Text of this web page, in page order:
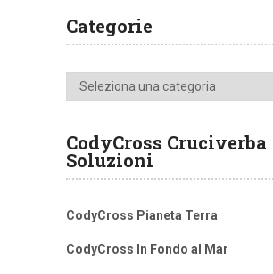
Categorie
Categorie
CodyCross Cruciverba
Soluzioni
CodyCross Pianeta Terra
CodyCross In Fondo al Mar